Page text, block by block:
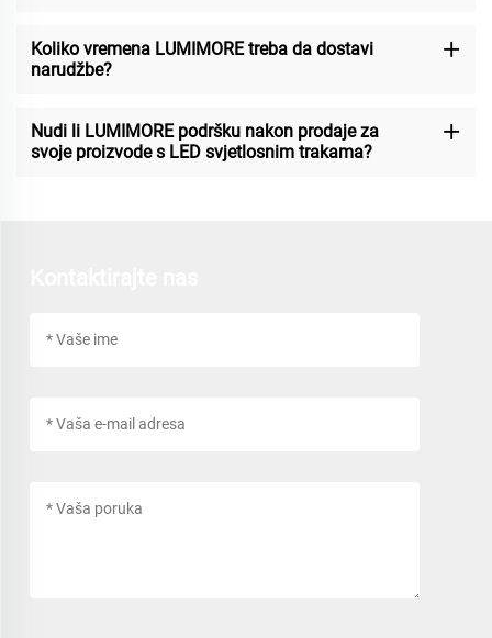
Koliko vremena LUMIMORE treba da dostavi
narudžbe?
Nudi li LUMIMORE podršku nakon prodaje za
svoje proizvode s LED svjetlosnim trakama?